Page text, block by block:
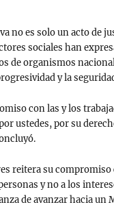
no es solo un acto de
sociales han
de organismos
y la
con las y los
ustedes, por su
reitera su
y no a los
de avanzar hacia un